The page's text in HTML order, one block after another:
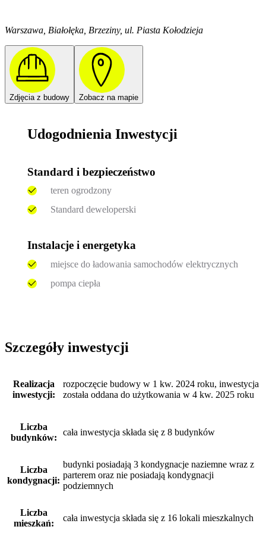
Warszawa, Białołęka, Brzeziny, ul. Piasta Kołodzieja
Zdjęcia z budowy Zobacz na mapie
Udogodnienia Inwestycji
Standard i bezpieczeństwo
teren ogrodzony
Standard deweloperski
Instalacje i energetyka
miejsce do ładowania samochodów elektrycznych
pompa ciepła
Szczegóły inwestycji
Realizacja
inwestycji:
rozpoczęcie budowy w 1 kw. 2024 roku, inwestycja
została oddana do użytkowania w 4 kw. 2025 roku
Liczba
budynków:
cała inwestycja składa się z 8 budynków
Liczba
kondygnacji:
budynki posiadają 3 kondygnacje naziemne wraz z
parterem oraz nie posiadają kondygnacji
podziemnych
Liczba
mieszkań:
cała inwestycja składa się z 16 lokali mieszkalnych